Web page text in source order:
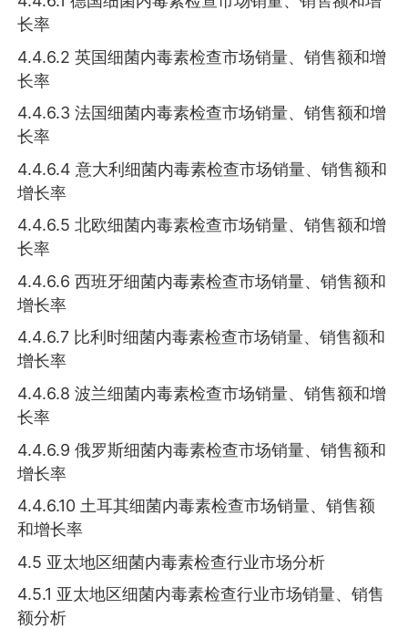
长率
4.4.6.2 英国细菌内毒素检查市场销量、销售额和增
长率
4.4.6.3 法国细菌内毒素检查市场销量、销售额和增
长率
4.4.6.4 意大利细菌内毒素检查市场销量、销售额和
增长率
4.4.6.5 北欧细菌内毒素检查市场销量、销售额和增
长率
4.4.6.6 西班牙细菌内毒素检查市场销量、销售额和
增长率
4.4.6.7 比利时细菌内毒素检查市场销量、销售额和
增长率
4.4.6.8 波兰细菌内毒素检查市场销量、销售额和增
长率
4.4.6.9 俄罗斯细菌内毒素检查市场销量、销售额和
增长率
4.4.6.10 土耳其细菌内毒素检查市场销量、销售额
和增长率
4.5 亚太地区细菌内毒素检查行业市场分析
4.5.1 亚太地区细菌内毒素检查行业市场销量、销售
额分析